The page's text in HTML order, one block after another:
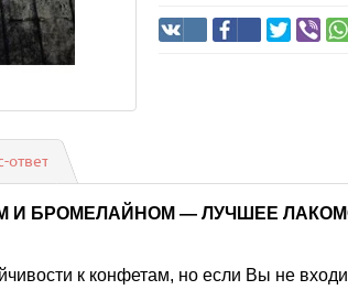
ответ
И БРОМЕЛАЙНОМ — ЛУЧШЕЕ
к конфетам, но если Вы не